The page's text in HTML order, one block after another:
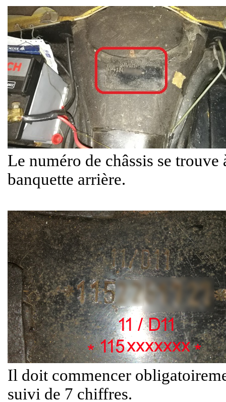
Le numéro de châssis se
banquette arrière.
Il doit commencer
suivi de 7 chiffres.